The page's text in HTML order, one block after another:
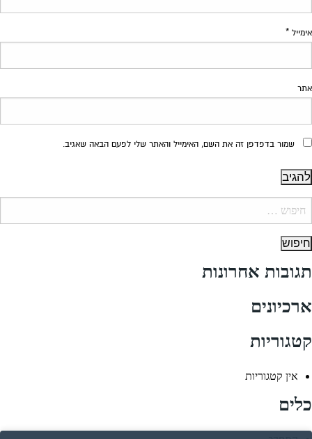
אימייל *
אתר
שמור בדפדפן זה את השם, האימייל והאתר שלי לפעם הבאה שאגיב.
תגובות אחרונות
ארכיונים
קטגוריות
אין קטגוריות
כלים